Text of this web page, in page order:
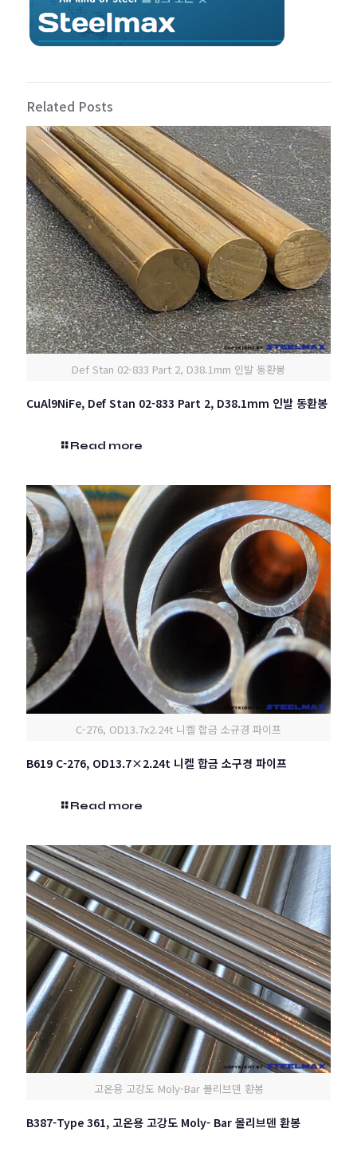
Related Posts
Def Stan 02-833 Part 2, D38.1mm 인발 동환봉
CuAl9NiFe, Def Stan 02-833 Part 2, D38.1mm 인발 동환봉
Read more
C-276, OD13.7x2.24t 니켈 합금 소규경 파이프
B619 C-276, OD13.7×2.24t 니켈 합금 소구경 파이프
Read more
고온용 고강도 Moly-Bar 몰리브덴 환봉
B387-Type 361, 고온용 고강도 Moly- Bar 몰리브덴 환봉